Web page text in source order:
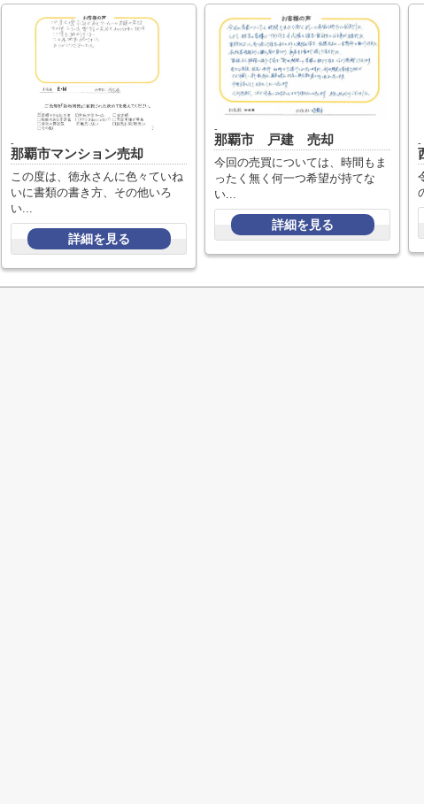
-
那覇市マンション売却
この度は、徳永さんに色々ていね
いに書類の書き方、その他いろ
い...
詳細を見る
-
那覇市 戸建 売却
今回の売買については、時間もま
ったく無く何一つ希望が持てな
い...
詳細を見る
-